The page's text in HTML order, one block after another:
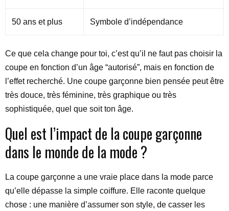
50 ans et plus Symbole d’indépendance
Ce que cela change pour toi, c’est qu’il ne faut pas choisir la
coupe en fonction d’un âge “autorisé”, mais en fonction de
l’effet recherché. Une coupe garçonne bien pensée peut être
très douce, très féminine, très graphique ou très
sophistiquée, quel que soit ton âge.
Quel est l’impact de la coupe garçonne
dans le monde de la mode ?
La coupe garçonne a une vraie place dans la mode parce
qu’elle dépasse la simple coiffure. Elle raconte quelque
chose : une manière d’assumer son style, de casser les